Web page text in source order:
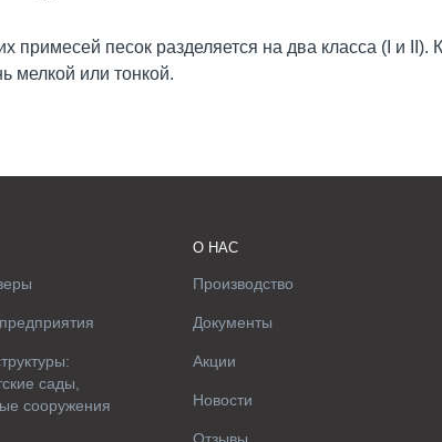
примесей песок разделяется на два класса (I и
мелкой или тонкой.
сады,
сооружения
О НАС
Производство
Документы
Акции
Новости